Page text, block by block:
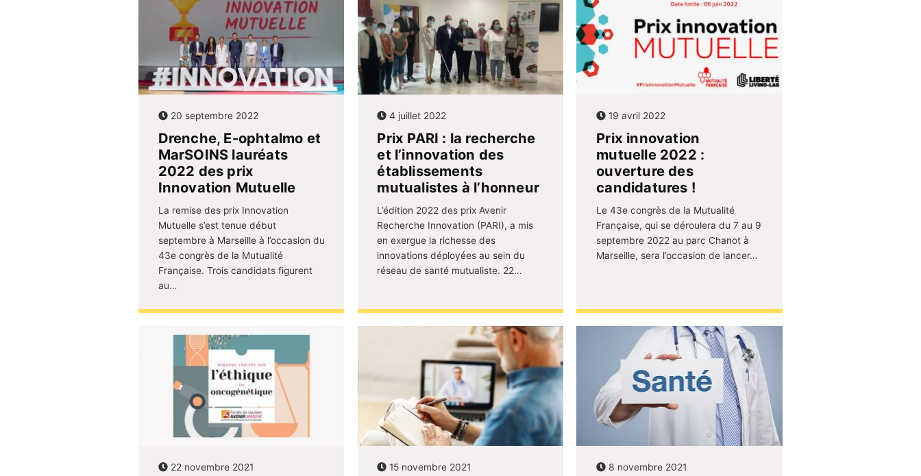
20 septembre 2022
Drenche, E-ophtalmo et
MarSOINS lauréats
2022 des prix
Innovation Mutuelle
La remise des prix Innovation
Mutuelle s’est tenue début
septembre à Marseille à l’occasion du
43e congrès de la Mutualité
Française. Trois candidats figurent
au…
4 juillet 2022
Prix PARI : la recherche
et l’innovation des
établissements
mutualistes à l’honneur
L’édition 2022 des prix Avenir
Recherche Innovation (PARI), a mis
en exergue la richesse des
innovations déployées au sein du
réseau de santé mutualiste. 22…
19 avril 2022
Prix innovation
mutuelle 2022 :
ouverture des
candidatures !
Le 43e congrès de la Mutualité
Française, qui se déroulera du 7 au 9
septembre 2022 au parc Chanot à
Marseille, sera l’occasion de lancer…
22 novembre 2021 15 novembre 2021 8 novembre 2021